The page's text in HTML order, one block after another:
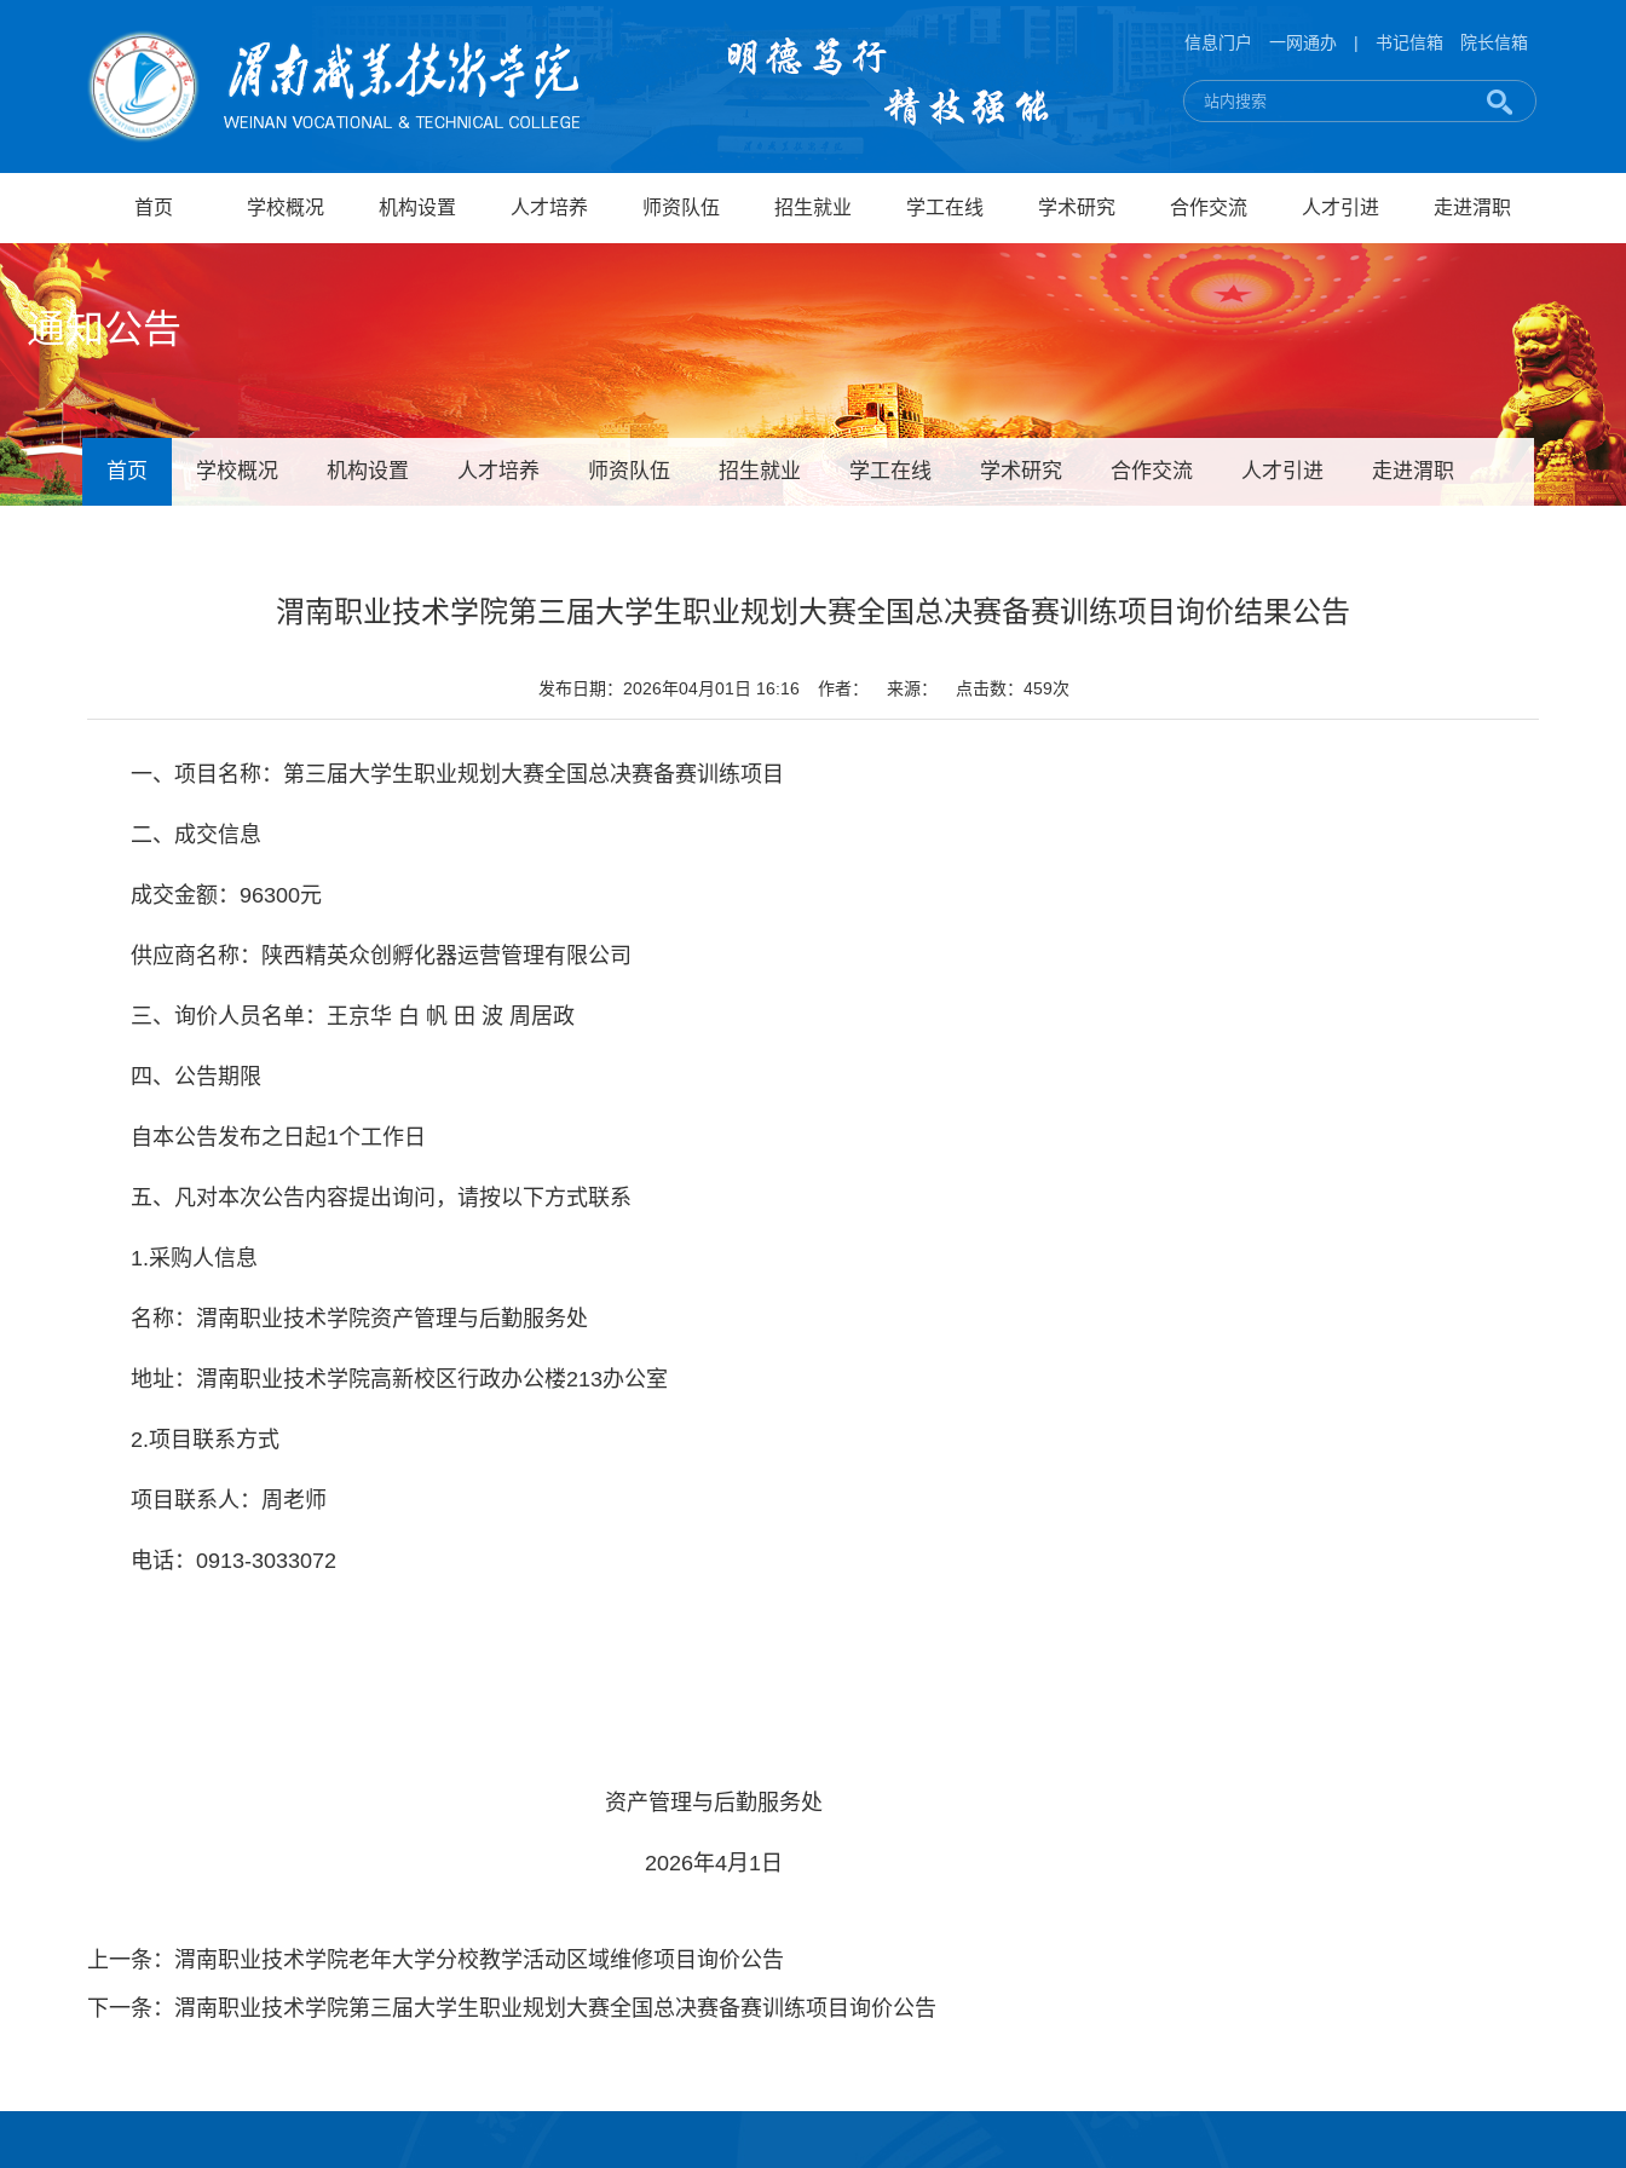
信息门户 一网通办 | 书记信箱 院长信箱
首页 学校概况 机构设置 人才培养 师资队伍 招生就业 学工在线 学术研究 合作交流 人才引进 走进渭职
通知公告
首页 学校概况 机构设置 人才培养 师资队伍 招生就业 学工在线 学术研究 合作交流 人才引进 走进渭职
渭南职业技术学院​第三届大学生职业规划大赛全国总决赛备赛训练项目询价结果公告
发布日期：2026年04月01日 16:16 作者： 来源： 点击数： 459次
一、项目名称：第三届大学生职业规划大赛全国总决赛备赛训练项目
二、成交信息
成交金额：96300元
供应商名称：陕西精英众创孵化器运营管理有限公司
三、询价人员名单：王京华 白 帆 田 波 周居政
四、公告期限
自本公告发布之日起1个工作日
五、凡对本次公告内容提出询问，请按以下方式联系
1.采购人信息
名称：渭南职业技术学院资产管理与后勤服务处
地址：渭南职业技术学院高新校区行政办公楼213办公室
2.项目联系方式
项目联系人：周老师
电话：0913-3033072
资产管理与后勤服务处
2026年4月1日
上一条： 渭南职业技术学院老年大学分校教学活动区域维修项目询价公告
下一条： 渭南职业技术学院第三届大学生职业规划大赛全国总决赛备赛训练项目询价公告